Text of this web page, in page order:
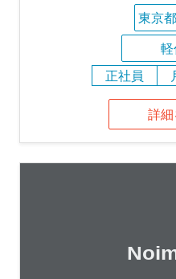
東京都
正社員
詳